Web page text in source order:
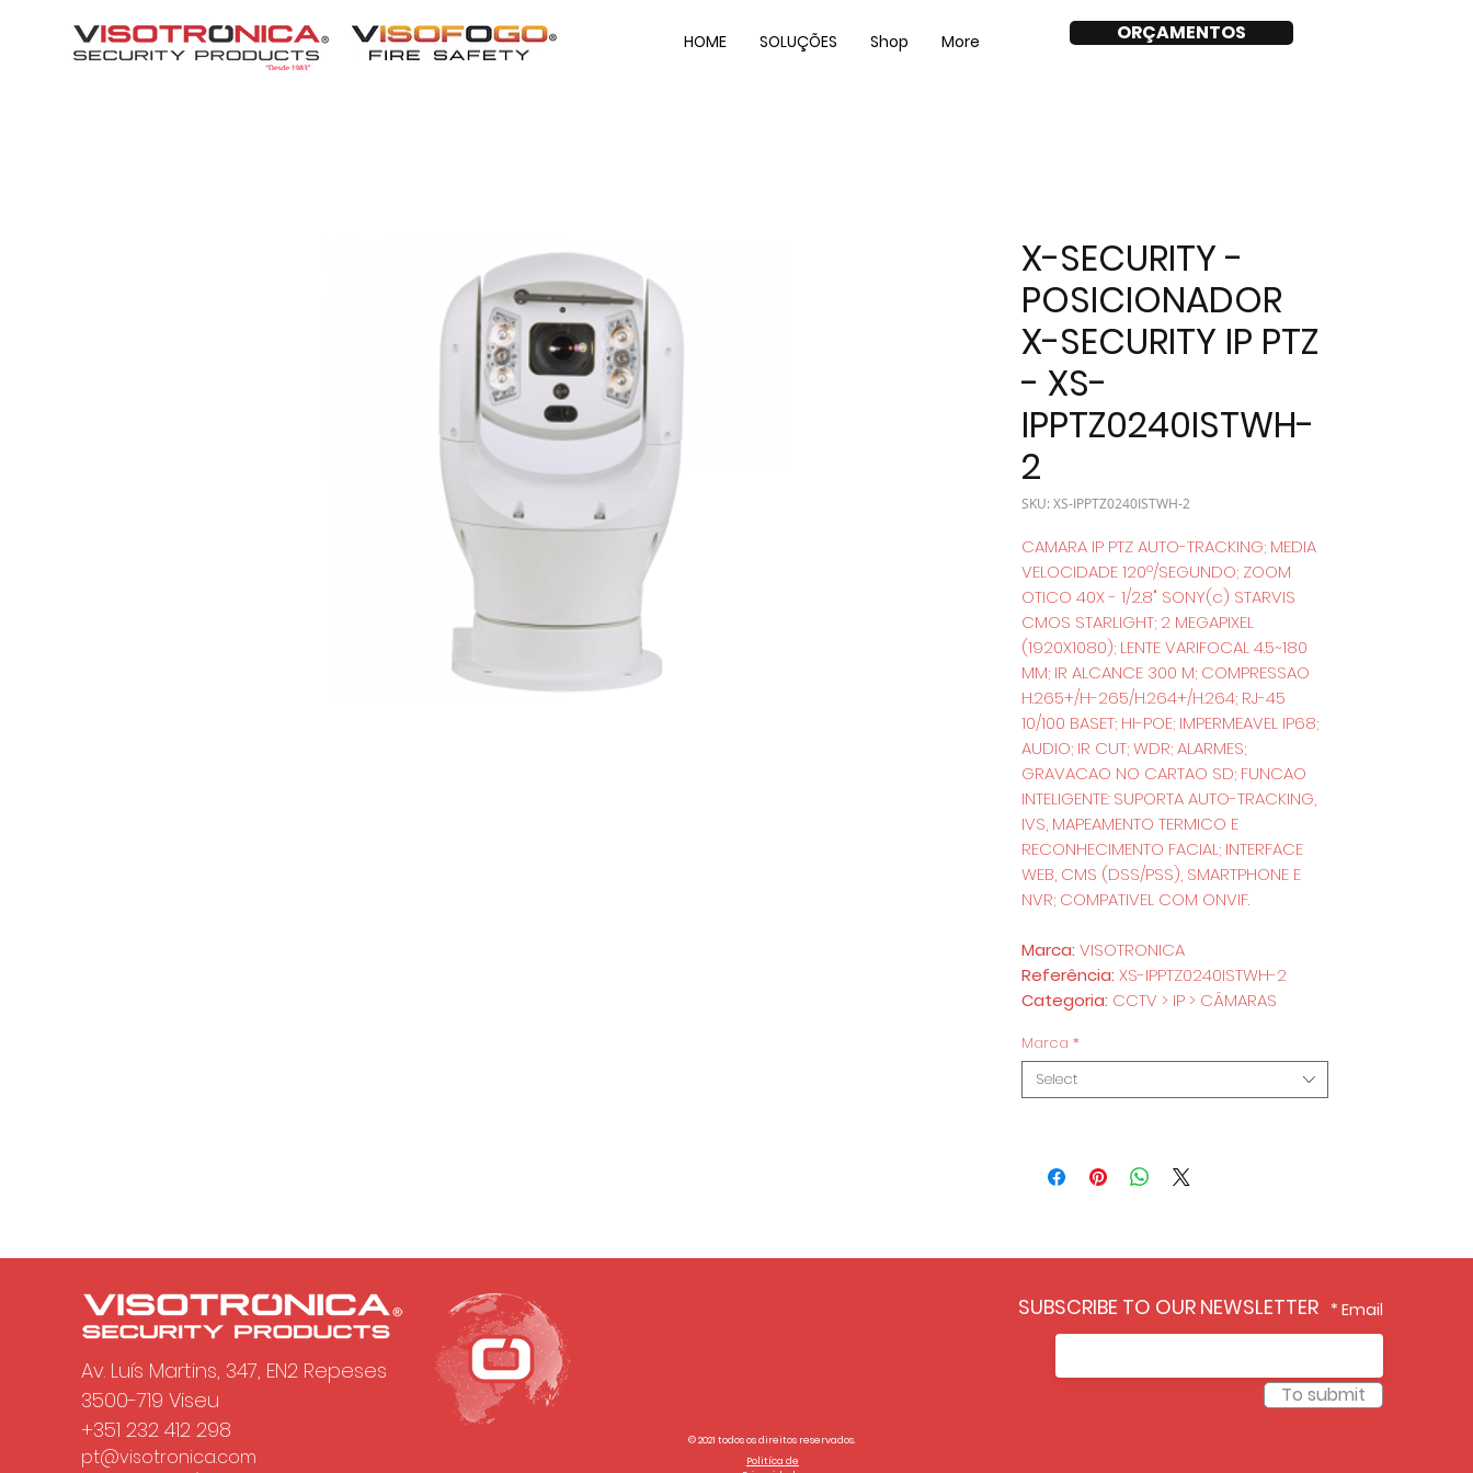
HOME SOLUÇÕES Shop More ORÇAMENTOS
X-SECURITY -
POSICIONADOR
X-SECURITY IP PTZ
- XS-
IPPTZ0240ISTWH-
2
SKU: XS-IPPTZ0240ISTWH-2
CAMARA IP PTZ AUTO-TRACKING; MEDIA
VELOCIDADE 120º/SEGUNDO; ZOOM
OTICO 40X - 1/2.8" SONY(c) STARVIS
CMOS STARLIGHT; 2 MEGAPIXEL
(1920X1080); LENTE VARIFOCAL 4.5~180
MM; IR ALCANCE 300 M; COMPRESSAO
H.265+/H-265/H.264+/H.264; RJ-45
10/100 BASET; HI-POE; IMPERMEAVEL IP68;
AUDIO; IR CUT; WDR; ALARMES;
GRAVACAO NO CARTAO SD; FUNCAO
INTELIGENTE: SUPORTA AUTO-TRACKING,
IVS, MAPEAMENTO TERMICO E
RECONHECIMENTO FACIAL; INTERFACE
WEB, CMS (DSS/PSS), SMARTPHONE E
NVR; COMPATIVEL COM ONVIF.
Marca: VISOTRONICA
Referência: XS-IPPTZ0240ISTWH-2
Categoria: CCTV > IP > CÂMARAS
Marca *
Select
Av. Luís Martins, 347, EN2 Repeses
3500-719 Viseu
+351 232 412 298
pt@visotronica.com
© 2021 todos os direitos reservados.
Politíca de
SUBSCRIBE TO OUR NEWSLETTER Email
To submit